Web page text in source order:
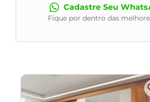
Suporta TV de até 60 polegadas no
Peso máximo suportado 43 kg.
Tampo da bancada e prateleira em
- Produto entregue desmontado,
- Este produto deve ser limpo com
Cadastre Seu
Fique por dentro das